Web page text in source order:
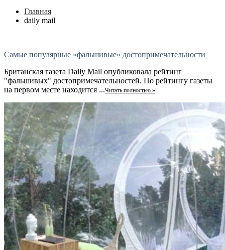
Главная
daily mail
Самые популярные «фальшивые» достопримечательности
Британская газета Daily Mail опубликовала рейтинг
"фальшивых" достопримечательностей. По рейтингу газеты
на первом месте находится ...Читать полностью »